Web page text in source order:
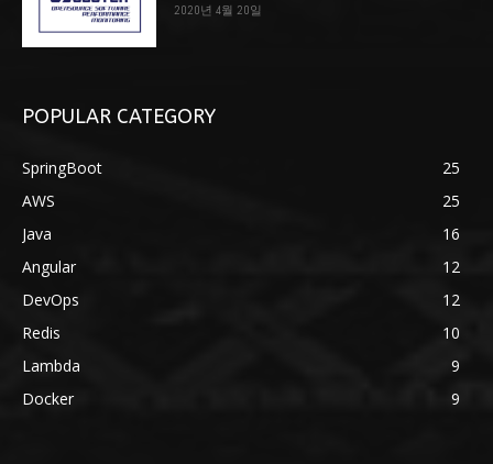
2020년 4월 20일
POPULAR CATEGORY
SpringBoot
25
AWS
25
Java
16
Angular
12
DevOps
12
Redis
10
Lambda
9
Docker
9